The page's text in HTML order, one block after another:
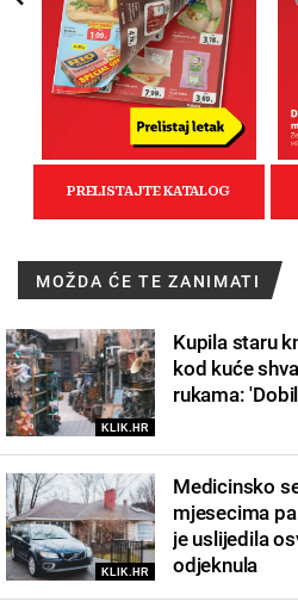
MOŽDA ĆE TE ZANIMATI
KLIK.HR
Kupila staru
kod kuće
rukama:
KLIK.HR
Medicinsko
mjesecima
je uslijedila
odjeknula